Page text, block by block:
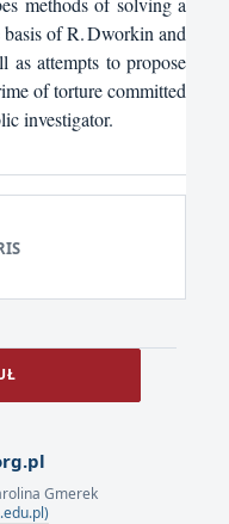
of R. Dworkin and
as attempts to propose
of torture committed
investigator.
Gmerek